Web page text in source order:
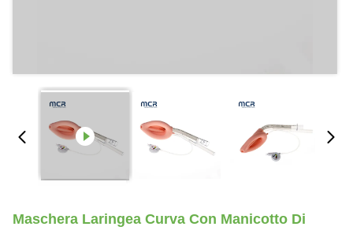
Maschera Laringea Curva Con Manicotto Di